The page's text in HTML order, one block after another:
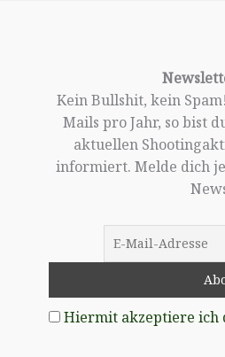
Kein Bullshit, kein
Mails pro Jahr, so bist
aktuellen
informiert. Melde dich
Hiermit akzeptiere ich